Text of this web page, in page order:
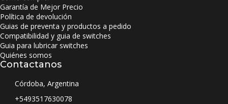
Garantía de Mejor Precio
Política de devolución
Guias de preventa y productos a pedido
Compatibilidad y guia de switches
Guia para lubricar switches
Quiénes somos
Contactanos
Córdoba, Argentina
+5493517630078